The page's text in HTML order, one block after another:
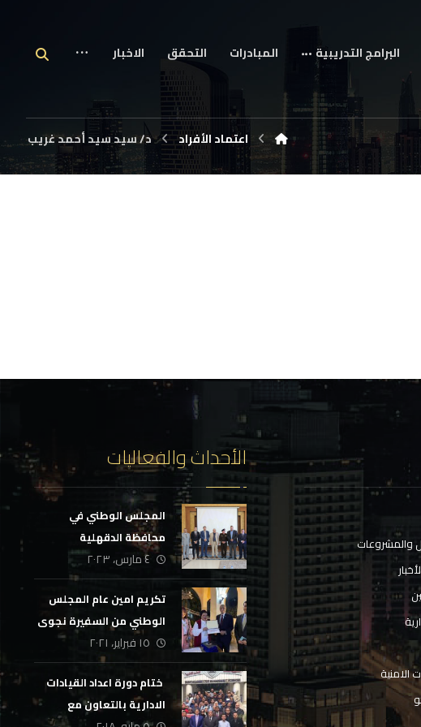
البرامج التدريبية المبادرات التحقق الاخبار
اعتماد الأفراد د/ سيد سيد أحمد غريب
والمشروعات
الامنية
الأحداث والفعاليات
المجلس الوطني في
محافظة الدقهلية
٤ مارس، ٢٠٢٣
تكريم امين عام المجلس
الوطني من السفيرة نجوى
أبراهيم
١٥ فبراير، ٢٠٢١
‏ ختام دورة اعداد القيادات
الادارية بالتعاون مع